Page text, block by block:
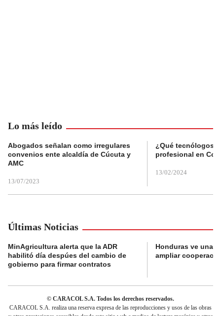
Lo más leído
Abogados señalan como irregulares
convenios ente alcaldía de Cúcuta y
AMC
13/07/2023
¿Qué tecnólogos
profesional en
13/02/2024
Últimas Noticias
MinAgricultura alerta que la ADR
habilitó día despúes del cambio de
gobierno para firmar contratos
Honduras ve una
ampliar
© CARACOL S.A. Todos los derechos reservados.
CARACOL S.A. realiza una reserva expresa de las reproducciones y usos de las obras